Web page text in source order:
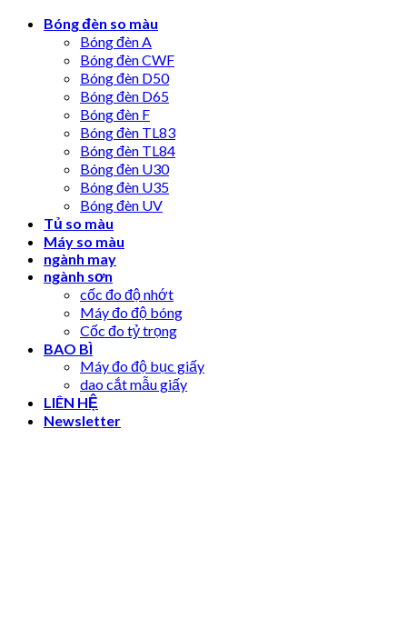
Skip
Bóng đèn so màu
Bóng đèn A
Bóng đèn CWF
Bóng đèn D50
Bóng đèn D65
Bóng đèn F
Bóng đèn TL83
Bóng đèn TL84
Bóng đèn U30
Bóng đèn U35
Bóng đèn UV
Tủ so màu
Máy so màu
ngành may
ngành sơn
cốc đo độ nhớt
Máy đo độ bóng
Cốc đo tỷ trọng
BAO BÌ
Máy đo độ bục giấy
dao cắt mẫu giấy
LIÊN HỆ
Newsletter